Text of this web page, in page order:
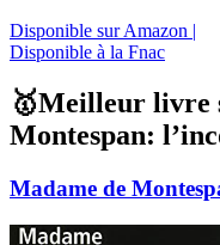
Disponible sur Amazon |
Disponible à la Fnac
🥇Meilleur livre
Montespan:
Madame de